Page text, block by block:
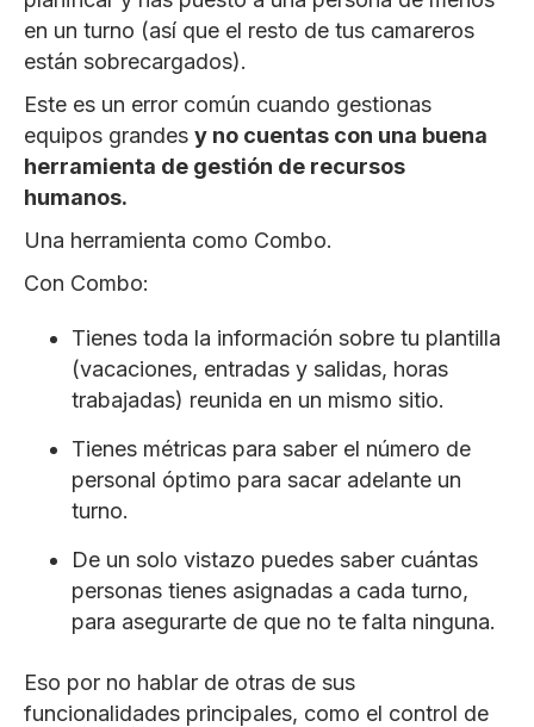
en un turno (así que el resto de tus camareros
están sobrecargados).
Este es un error común cuando gestionas
equipos grandes y no cuentas con una buena
herramienta de gestión de recursos
humanos.
Una herramienta como Combo.
Con Combo:
Tienes toda la información sobre tu plantilla
(vacaciones, entradas y salidas, horas
trabajadas) reunida en un mismo sitio.
Tienes métricas para saber el número de
personal óptimo para sacar adelante un
turno.
De un solo vistazo puedes saber cuántas
personas tienes asignadas a cada turno,
para asegurarte de que no te falta ninguna.
Eso por no hablar de otras de sus
funcionalidades principales, como el control de